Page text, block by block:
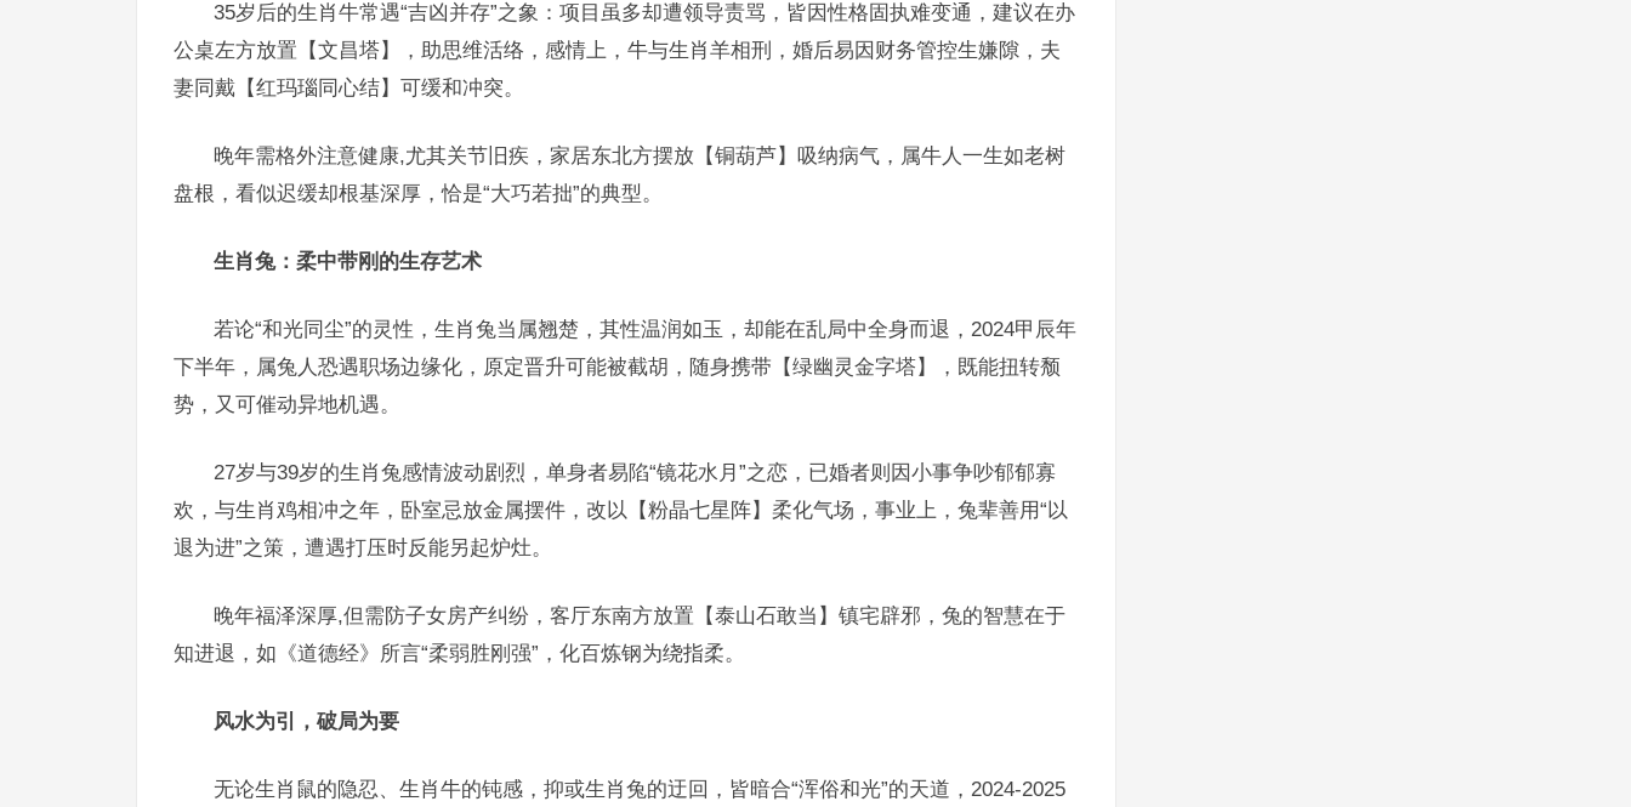
35岁后的生肖牛常遇“吉凶并存”之象：项目虽多却遭领导责骂，皆因性格固执难变通，建议在办
公桌左方放置【文昌塔】，助思维活络，感情上，牛与生肖羊相刑，婚后易因财务管控生嫌隙，夫
妻同戴【红玛瑙同心结】可缓和冲突。
晚年需格外注意健康,尤其关节旧疾，家居东北方摆放【铜葫芦】吸纳病气，属牛人一生如老树
盘根，看似迟缓却根基深厚，恰是“大巧若拙”的典型。
生肖兔：柔中带刚的生存艺术
若论“和光同尘”的灵性，生肖兔当属翘楚，其性温润如玉，却能在乱局中全身而退，2024甲辰年
下半年，属兔人恐遇职场边缘化，原定晋升可能被截胡，随身携带【绿幽灵金字塔】，既能扭转颓
势，又可催动异地机遇。
27岁与39岁的生肖兔感情波动剧烈，单身者易陷“镜花水月”之恋，已婚者则因小事争吵郁郁寡
欢，与生肖鸡相冲之年，卧室忌放金属摆件，改以【粉晶七星阵】柔化气场，事业上，兔辈善用“以
退为进”之策，遭遇打压时反能另起炉灶。
晚年福泽深厚,但需防子女房产纠纷，客厅东南方放置【泰山石敢当】镇宅辟邪，兔的智慧在于
知进退，如《道德经》所言“柔弱胜刚强”，化百炼钢为绕指柔。
风水为引，破局为要
无论生肖鼠的隐忍、生肖牛的钝感，抑或生肖兔的迂回，皆暗合“浑俗和光”的天道，2024-2025